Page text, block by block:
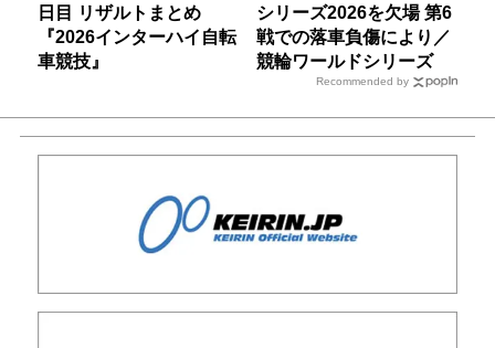
日目 リザルトまとめ
『2026インターハイ自転
車競技』
シリーズ2026を欠場 第6
戦での落車負傷により／
競輪ワールドシリーズ
Recommended by